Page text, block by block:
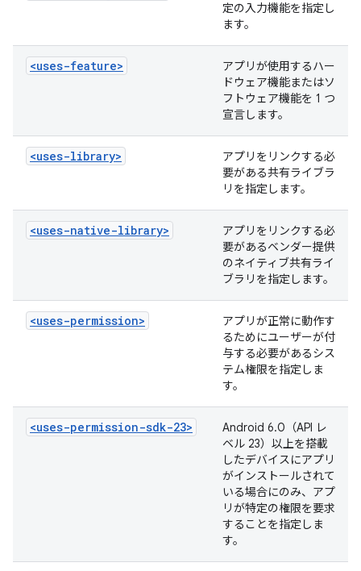
定の入力機能を指定し
ます。
<uses-feature>
アプリが使用するハー
ドウェア機能またはソ
フトウェア機能を 1 つ
宣言します。
<uses-library>
アプリをリンクする必
要がある共有ライブラ
リを指定します。
<uses-native-library>
アプリをリンクする必
要があるベンダー提供
のネイティブ共有ライ
ブラリを指定します。
<uses-permission>
アプリが正常に動作す
るためにユーザーが付
与する必要があるシス
テム権限を指定しま
す。
<uses-permission-sdk-23>
Android 6.0（API レ
ベル 23）以上を搭載
したデバイスにアプリ
がインストールされて
いる場合にのみ、アプ
リが特定の権限を要求
することを指定しま
す。